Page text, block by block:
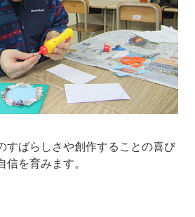
すばらしさや創作することの喜び
信を育みます。